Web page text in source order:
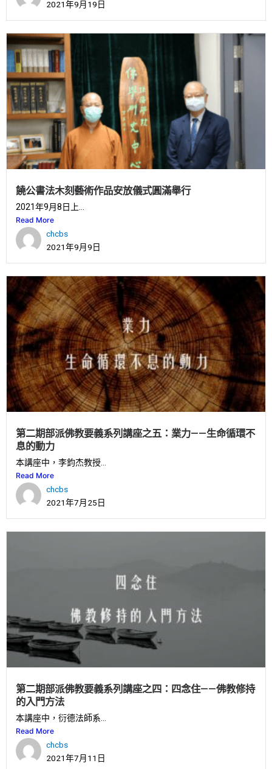
2021年9月19日
饒公書法木刻藝術作品安放儀式圓滿舉行
2021年9月8日上...
Read More
chcbs
2021年9月9日
第二期部派佛教要義系列講座之五：業力——生命循環不
息的動力
本講座中，李鈞杰教授...
Read More
chcbs
2021年7月25日
第二期部派佛教要義系列講座之四：四念住——佛教修持
的入門方法
本講座中，衍德法師系...
Read More
chcbs
2021年7月11日